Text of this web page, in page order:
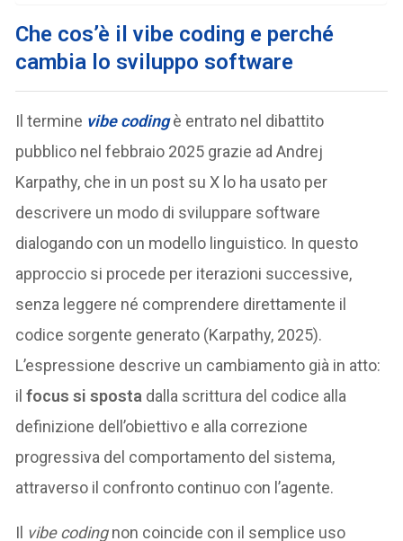
Che cos’è il vibe coding e perché
cambia lo sviluppo software
Il termine vibe codingè entrato nel dibattito
pubblico nel febbraio 2025 grazie ad Andrej
Karpathy, che in un post su X lo ha usato per
descrivere un modo di sviluppare software
dialogando con un modello linguistico. In questo
approccio si procede per iterazioni successive,
senza leggere né comprendere direttamente il
codice sorgente generato (Karpathy, 2025).
L’espressione descrive un cambiamento già in atto:
ilfocus si sposta dalla scrittura del codice alla
definizione dell’obiettivo e alla correzione
progressiva del comportamento del sistema,
attraverso il confronto continuo con l’agente.
Il vibe codingnon coincide con il semplice uso